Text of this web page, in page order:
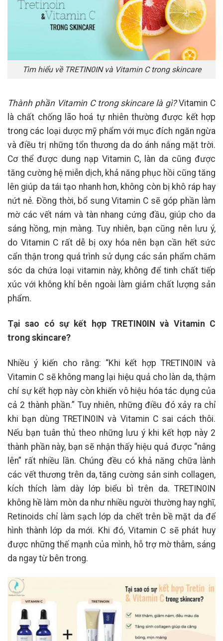
Tìm hiểu về TRETIN0IN và Vitamin C trong skincare
Thành phần Vitamin C trong skincare là gì?Vitamin C
là chất chống lão hoá tự nhiên thường được kết hợp
trong các loại dược mỹ phẩm với mục đích ngăn ngừa
và điều trị những tổn thương da do ánh nắng mặt trời.
Cơ thể được dung nạp Vitamin C, làn da cũng được
tăng cường hệ miễn dịch, khả năng phục hồi cũng tăng
lên giúp da tái tạo nhanh hơn, không còn bị khô ráp hay
nứt nẻ. Đồng thời, bổ sung Vitamin C sẽ góp phần làm
mờ các vết nám và tàn nhang cứng đầu, giúp cho da
sáng hồng, mịn màng. Tuy nhiên, bạn cũng nên lưu ý,
do Vitamin C rất dễ bị oxy hóa nên bạn cần hết sức
cẩn thận trong quá trình sử dụng các sản phẩm chăm
sóc da chứa loại vitamin này, không để tinh chất tiếp
xúc với không khí bên ngoài làm giảm chất lượng sản
phẩm.
Tại sao có sự kết hợp TRETIN0IN và Vitamin C
trong skincare?
Nhiều ý kiến cho rằng: “Khi kết hợp TRETIN0IN và
Vitamin C sẽ không mang lại hiệu quả cho làn da, thậm
chí sự kết hợp này còn khiến vô hiệu hóa tác dụng của
cả 2 thành phần.” Tuy nhiên, những điều đó xảy ra chỉ
khi bạn dùng TRETIN0IN và Vitamin C sai cách thôi.
Nếu bạn tuân thủ theo những lưu ý khi kết hợp này 2
thành phần này, bạn sẽ nhận thấy hiệu quả được “nâng
lên” rất nhiều lần. Chúng đều có khả năng chữa lành
các vết thương trên da, tăng cường sản sinh collagen,
kích thích làm dày lớp biểu bì trên da. TRETIN0IN
không hề làm mòn da như nhiều người thường hay nghĩ,
Retinoids chỉ làm sạch lớp da chết trên bề mặt da để
hình thành lớp da mới. Khi đó, Vitamin C sẽ phát huy
được những thế mạnh của mình, hỗ trợ mờ thâm, sáng
da ngay từ bên trong.